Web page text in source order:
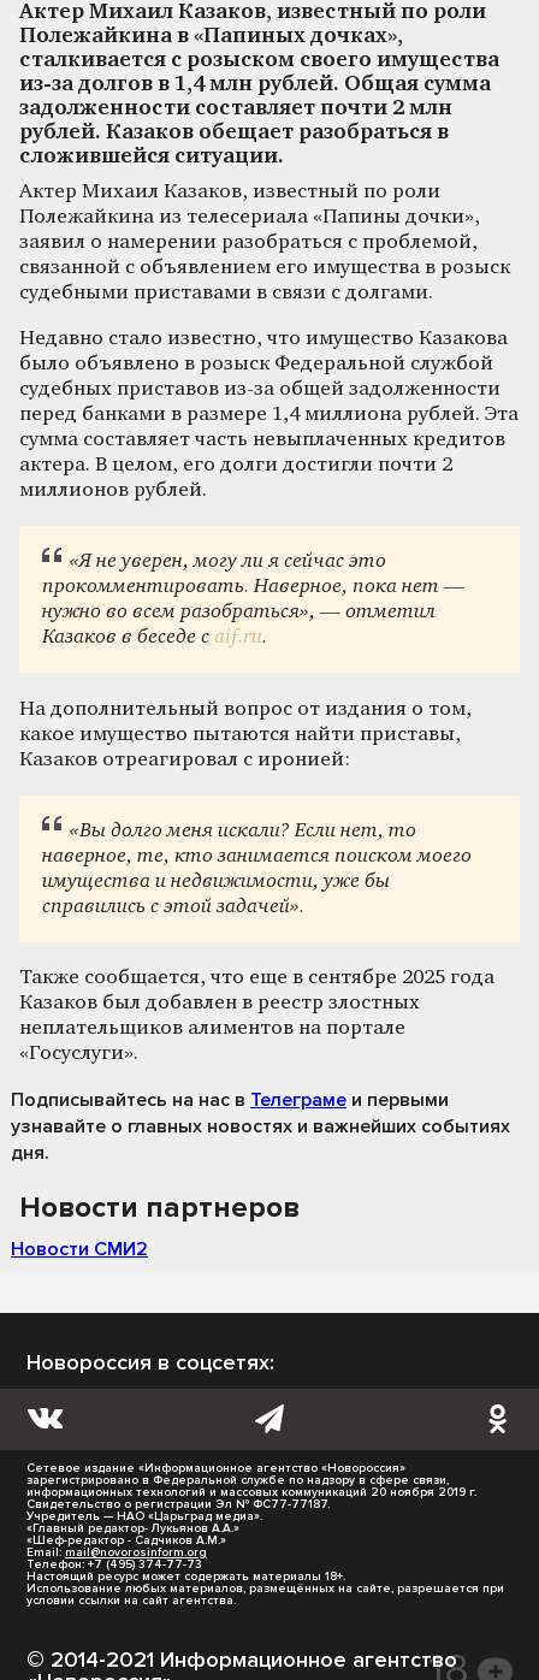
Актер Михаил Казаков, известный по роли
Полежайкина в «Папиных дочках»,
сталкивается с розыском своего имущества
из-за долгов в 1,4 млн рублей. Общая сумма
задолженности составляет почти 2 млн
рублей. Казаков обещает разобраться в
сложившейся ситуации.
Актер Михаил Казаков, известный по роли
Полежайкина из телесериала «Папины дочки»,
заявил о намерении разобраться с проблемой,
связанной с объявлением его имущества в розыск
судебными приставами в связи с долгами.
Недавно стало известно, что имущество Казакова
было объявлено в розыск Федеральной службой
судебных приставов из-за общей задолженности
перед банками в размере 1,4 миллиона рублей. Эта
сумма составляет часть невыплаченных кредитов
актера. В целом, его долги достигли почти 2
миллионов рублей.
«Я не уверен, могу ли я сейчас это
прокомментировать. Наверное, пока нет —
нужно во всем разобраться», — отметил
Казаков в беседе сaif.ru.
На дополнительный вопрос от издания о том,
какое имущество пытаются найти приставы,
Казаков отреагировал с иронией:
«Вы долго меня искали? Если нет, то
наверное, те, кто занимается поиском моего
имущества и недвижимости, уже бы
справились с этой задачей».
Также сообщается, что еще в сентябре 2025 года
Казаков был добавлен в реестр злостных
неплательщиков алиментов на портале
«Госуслуги».
Подписывайтесь на нас в Телеграме и первыми
узнавайте о главных новостях и важнейших событиях
дня.
Новости партнеров
Новости СМИ2
Новороссия в соцсетях:
Сетевое издание «Информационное агентство «Новороссия»
зарегистрировано в Федеральной службе по надзору в сфере связи,
информационных технологий и массовых коммуникаций 20 ноября 2019 г.
Свидетельство о регистрации Эл № ФС77-77187.
Учредитель — НАО «Царьград медиа».
«Главный редактор- Лукьянов А.А.»
«Шеф-редактор - Садчиков А.М.»
Email: mail@novorosinform.org
Телефон: +7 (495) 374-77-73
Настоящий ресурс может содержать материалы 18+.
Использование любых материалов, размещённых на сайте, разрешается при
условии ссылки на сайт агентства.
© 2014-2021 Информационное агентство